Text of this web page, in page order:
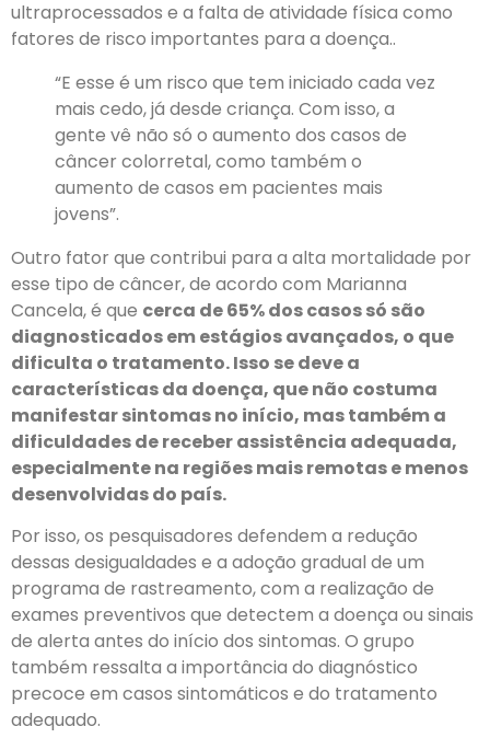
ultraprocessados e a falta de atividade física como
fatores de risco importantes para a doença..
“E esse é um risco que tem iniciado cada vez
mais cedo, já desde criança. Com isso, a
gente vê não só o aumento dos casos de
câncer colorretal, como também o
aumento de casos em pacientes mais
jovens”.
Outro fator que contribui para a alta mortalidade por
esse tipo de câncer, de acordo com Marianna
Cancela, é que cerca de 65% dos casos só são
diagnosticados em estágios avançados, o que
dificulta o tratamento. Isso se deve a
características da doença, que não costuma
manifestar sintomas no início, mas também a
dificuldades de receber assistência adequada,
especialmente na regiões mais remotas e menos
desenvolvidas do país.
Por isso, os pesquisadores defendem a redução
dessas desigualdades e a adoção gradual de um
programa de rastreamento, com a realização de
exames preventivos que detectem a doença ou sinais
de alerta antes do início dos sintomas. O grupo
também ressalta a importância do diagnóstico
precoce em casos sintomáticos e do tratamento
adequado.